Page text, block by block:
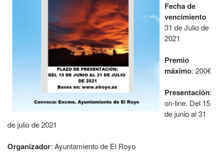
Fecha de
vencimiento
31 de Julio de
2021
Premio
máximo: 200€
Presentación:
on-line. Del 15
de junio al 31
de julio de 2021
Organizador: Ayuntamiento de El Royo